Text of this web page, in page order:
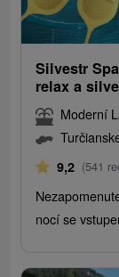
Silvestr
relax a
Moderní
9,2 (541
nocí se